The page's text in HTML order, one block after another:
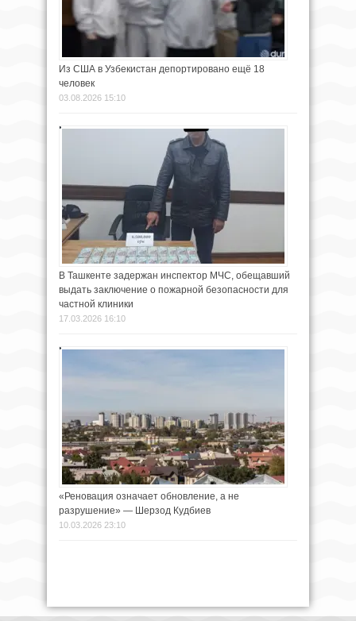
Из США в Узбекистан депортировано ещё 18
человек
03.08.2026 15:10
В Ташкенте задержан инспектор МЧС, обещавший
выдать заключение о пожарной безопасности для
частной клиники
17.03.2026 16:10
«Реновация означает обновление, а не
разрушение» — Шерзод Кудбиев
10.03.2026 23:10